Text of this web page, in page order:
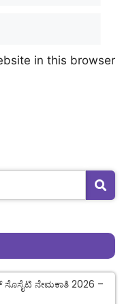
in this browser
ನೇಮಕಾತಿ 2026 –